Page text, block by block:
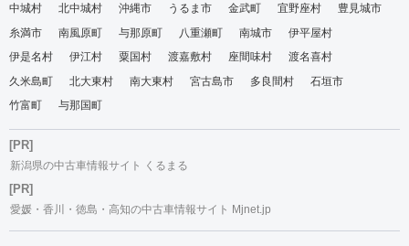
中城村
北中城村 沖縄市 うるま市 金武町 宜野座村
豊見城市
糸満市
南風原町 与那原町 八重瀬町 南城市
伊平屋村
伊是名村
伊江村 粟国村 渡嘉敷村 座間味村
渡名喜村
久米島町
北大東村 南大東村 宮古島市 多良間村
石垣市
竹富町
与那国町
[PR]
新潟県の中古車情報サイト くるまる
[PR]
愛媛・香川・徳島・高知の中古車情報サイト Mjnet.jp